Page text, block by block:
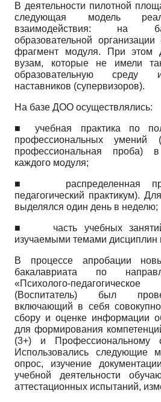
В деятельности пилотной
следующая модель
взаимодействия: на
образовательной
фрагмент модуля. При этом
вузам, которые не имели
образовательную среду
наставников (супервизоров).
На базе ДОО осуществлялись:
■ учебная практика по
профессиональных умений
профессиональная проба)
каждого модуля;
■ распределенная
педагогический практикум).
выделялся один день в неделю;
■ часть учебных занятий
изучаемыми темами дисциплин
В процессе апробации
бакалавриата по
«Психолого-
(Воспитатель) был
включающий в себя
сбору и оценке информации
для формирования
(3+) и Профессиональному
Использовались следующие
опрос, изучение
учебной деятельности
аттестационных испытаний,